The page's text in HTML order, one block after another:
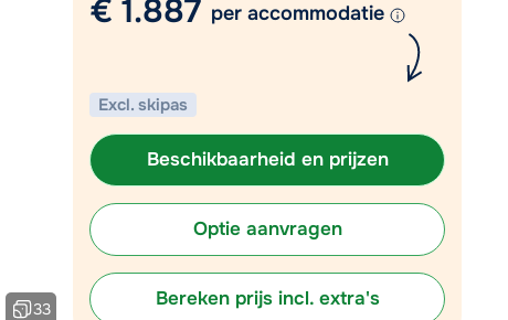
Vul het contactformulier in
er vandaag tot 17:30 uur.
33
€ 1.887 per accommodatie
Excl. skipas
Beschikbaarheid en prijzen
Optie aanvragen
Bereken prijs incl. extra's